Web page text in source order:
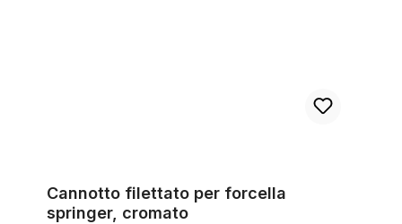
Cannotto filettato per forcella
springer, cromato